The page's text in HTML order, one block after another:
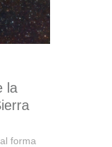
la
forma